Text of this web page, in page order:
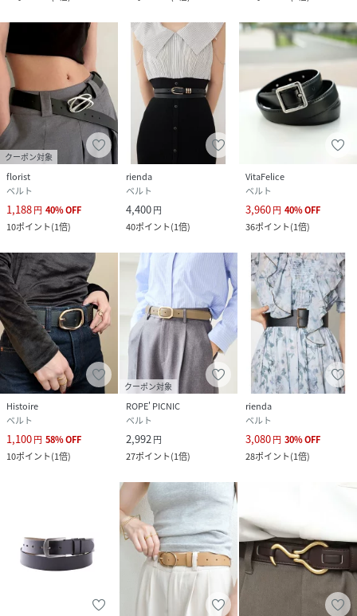
クーポン対象
florist
ベルト
1,188円 40%OFF
10ポイント(1倍)
rienda
ベルト
4,400円
40ポイント(1倍)
VitaFelice
ベルト
3,960円 40%OFF
36ポイント(1倍)
Histoire
ベルト
1,100円 58%OFF
10ポイント(1倍)
クーポン対象
ROPE' PICNIC
ベルト
2,992円
27ポイント(1倍)
rienda
ベルト
3,080円 30%OFF
28ポイント(1倍)